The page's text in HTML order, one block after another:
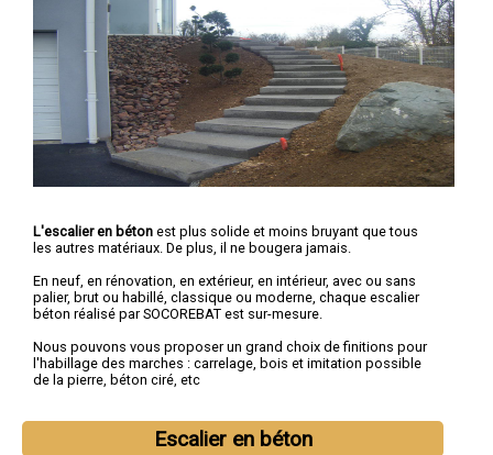
L'escalier en béton est plus solide et moins bruyant que tous
les autres matériaux. De plus, il ne bougera jamais.
En neuf, en rénovation, en extérieur, en intérieur, avec ou sans
palier, brut ou habillé, classique ou moderne, chaque escalier
béton réalisé par SOCOREBAT est sur-mesure.
Nous pouvons vous proposer un grand choix de finitions pour
l'habillage des marches : carrelage, bois et imitation possible
de la pierre, béton ciré, etc
Escalier en béton